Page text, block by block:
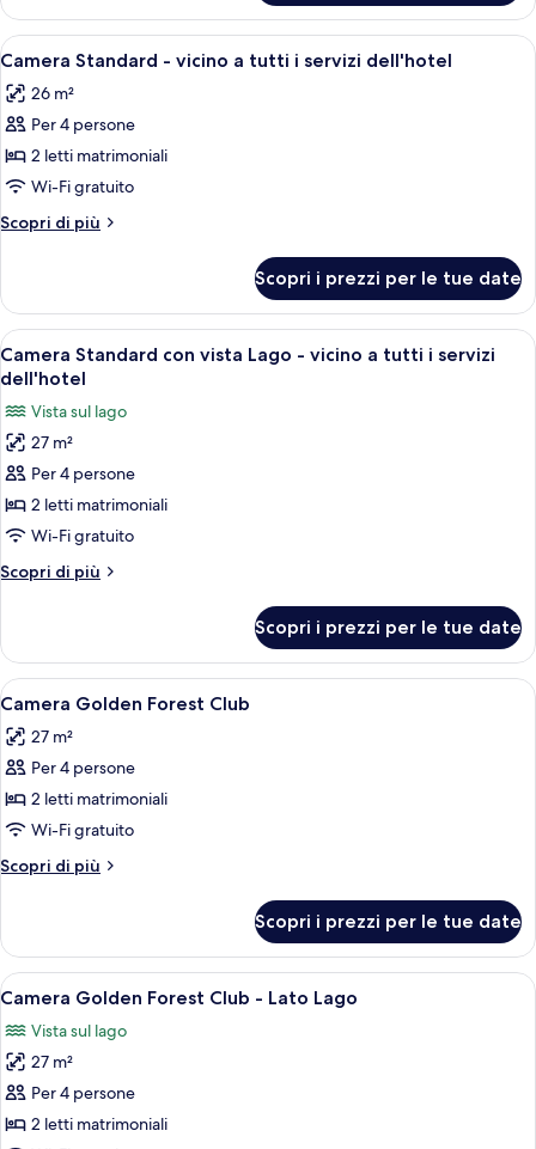
Standard
Apri
tutte
le
foto
per
Camera
Standard
-
a
tutti
i
servizi
dell'hotel
Una camera d'albergo con un letto,
7
Camera Standard - vicino a tutti i servizi dell'hotel
26 m²
Per 4 persone
2 letti matrimoniali
Wi-Fi gratuito
Scopri di più
Altri
Standard
vicino
a
servizi
dell'hotel
Scopri i prezzi per le tue date
Apri
tutte
foto
per
Camera
Standard
con
vista
Lago
vicino
tutti
servizi
dell'hotel
Una camera d'albergo con due letti,
7
Camera Standard con vista Lago - vicino a tutti i servizi
dell'hotel
Vista sul lago
27 m²
Per 4 persone
2 letti matrimoniali
Wi-Fi gratuito
Scopri di più
Altri
Standard
con
vista
vicino
tutti
dell'hotel
Scopri i prezzi per le tue date
Apri
tutte
le
foto
per
Camera
Golden
Forest
Camera d'albergo con due letti,
6
Camera Golden Forest Club
27 m²
Per 4 persone
2 letti matrimoniali
Wi-Fi gratuito
Scopri di più
Altri
Golden
Forest
Club
Scopri i prezzi per le tue date
Apri
tutte
le
foto
per
Camera
Camera d'albergo con due letti, una
7
Camera Golden Forest Club - Lato Lago
Vista sul lago
27 m²
Per 4 persone
2 letti matrimoniali